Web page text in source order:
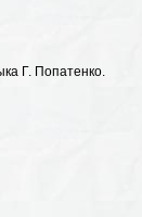
Г. Попатенко.